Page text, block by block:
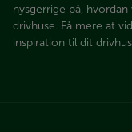
nysgerrige på,
drivhuse. Få mere at
inspiration til dit